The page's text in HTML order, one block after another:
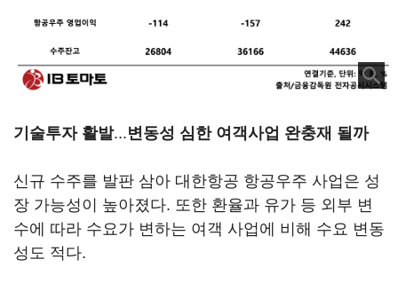
기술투자 활발...변동성 심한 여객사업 완충재 될까
신규 수주를 발판 삼아 대한항공 항공우주 사업은 성
장 가능성이 높아졌다. 또한 환율과 유가 등 외부 변
수에 따라 수요가 변하는 여객 사업에 비해 수요 변동
성도 적다.